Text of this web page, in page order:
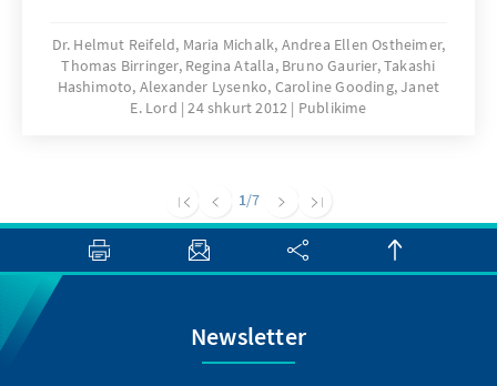
UN-Behindertenrechtskonvention rückt die
Themen Barrierefreiheit und gleichberechtigte
Teilhabe von Menschen mit Behinderung
weltweit stärker in den Fokus. Mit dieser
in den G20-Ländern.
Dr. Helmut Reifeld, Maria Michalk, Andrea Ellen Ostheimer,
Thomas Birringer, Regina Atalla, Bruno Gaurier, Takashi
Hashimoto, Alexander Lysenko, Caroline Gooding, Janet
E. Lord 24 shkurt 2012 Publikime
1/7
Newsletter